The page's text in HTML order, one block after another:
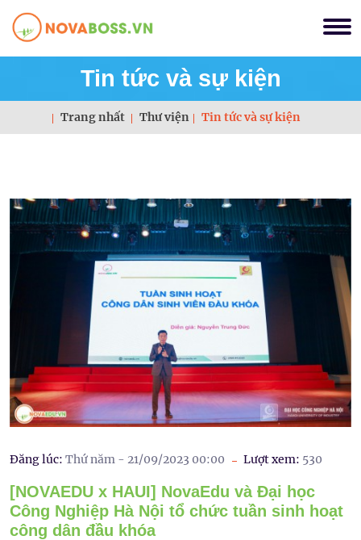
Tin tức và sự kiện
Trang nhất Thư viện Tin tức và sự kiện
Đăng lúc: Thứ năm - 21/09/2023 00:00 Lượt xem: 530
[NOVAEDU x HAUI] NovaEdu và Đại học
Công Nghiệp Hà Nội tổ chức tuần sinh hoạt
công dân đầu khóa